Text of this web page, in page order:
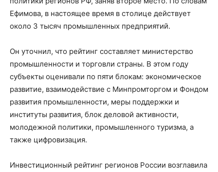
Ефимова, в настоящее время в столице действует
около 3 тысяч промышленных предприятий.
Он уточнил, что рейтинг составляет министерство
промышленности и торговли страны. В этом году
субъекты оценивали по пяти блокам: экономическое
развитие, взаимодействие с Минпромторгом и Фондом
развития промышленности, меры поддержки и
институты развития, блок деловой активности,
молодежной политики, промышленного туризма, а
также цифровизация.
Инвестиционный рейтинг регионов России возглавила